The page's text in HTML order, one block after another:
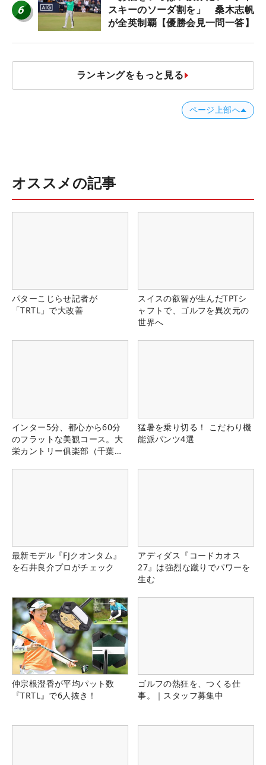
6
スキーのソーダ割を」 桑木志帆
が全英制覇【優勝会見一問一答】
ランキングをもっと見る
ページ上部へ
オススメの記事
パターこじらせ記者が
「TRTL」で大改善
スイスの叡智が生んだTPTシ
ャフトで、ゴルフを異次元の
世界へ
インター5分、都心から60分
のフラットな美観コース。大
栄カントリー俱楽部（千葉
猛暑を乗り切る！ こだわり機
能派パンツ4選
最新モデル『FJクオンタム』
を石井良介プロがチェック
アディダス『コードカオス
27』は強烈な蹴りでパワーを
生む
仲宗根澄香が平均パット数
『TRTL』で6人抜き！
ゴルフの熱狂を、つくる仕
事。｜スタッフ募集中